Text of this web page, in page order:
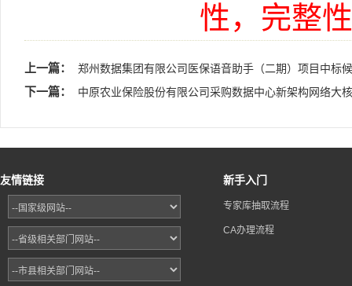
性，完整
上一篇： 郑州数据集团有限公司医保语音助手（二期）项目中标
下一篇： 中原农业保险股份有限公司采购数据中心新架构网络大
友情链接 新手入门
专家库抽取流程
CA办理流程